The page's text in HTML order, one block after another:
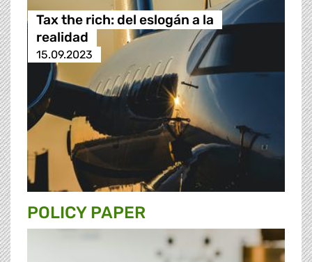
Tax the rich: del eslogán a la
realidad
15.09.2023
POLICY PAPER